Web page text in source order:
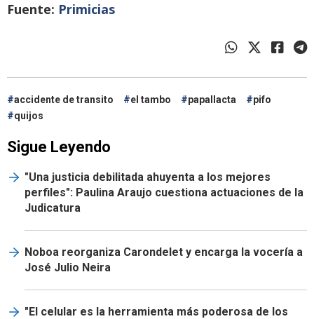
Fuente: Primicias
accidente de transito el tambo papallacta
pifo
quijos
Sigue Leyendo
"Una justicia debilitada ahuyenta a los mejores
perfiles": Paulina Araujo cuestiona actuaciones de la
Judicatura
Noboa reorganiza Carondelet y encarga la vocería a
José Julio Neira
"El celular es la herramienta más poderosa de los